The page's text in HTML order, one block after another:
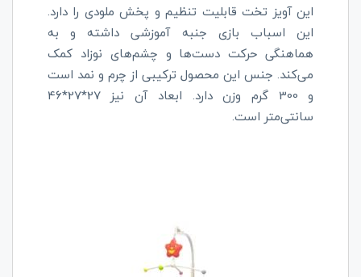
این آویز تخت قابلیت تنظیم و پخش ملودی را دارد.
این اسباب بازی جنبه آموزشی داشته و به
هماهنگی حرکت دست‌ها و چشم‌های نوزاد کمک
می‌کند. جنس این محصول ترکیبی از چرم و نمد است
و 300 گرم وزن دارد. ابعاد آن نیز 27*27*46
سانتی‌متر است.